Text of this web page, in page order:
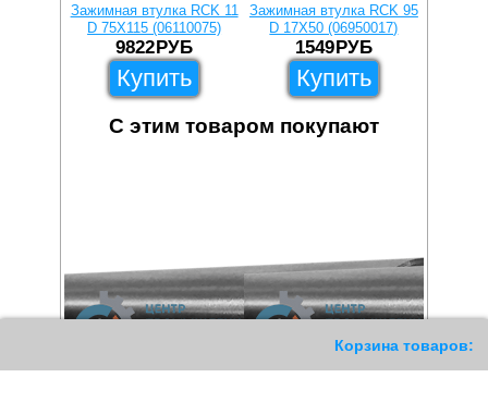
Корзина товаров:
Зажимная втулка RCK 11
D 75X115 (06110075)
9822 РУБ
Купить
Зажимная втулка RCK 95
D 17X50 (06950017)
1549 РУБ
Купить
С этим товаром покупают